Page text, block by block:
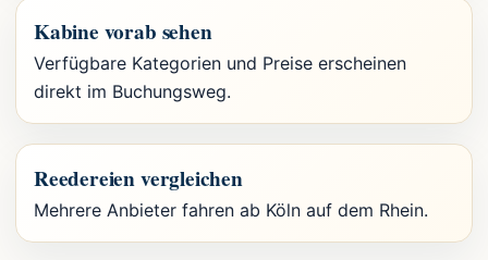
Kabine vorab sehen
Verfügbare Kategorien und Preise erscheinen
direkt im Buchungsweg.
Reedereien vergleichen
Mehrere Anbieter fahren ab Köln auf dem Rhein.